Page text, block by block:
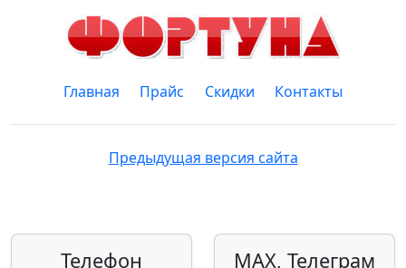
Главная Прайс Скидки Контакты
Предыдущая версия сайта
Телефон MAX, Телеграм